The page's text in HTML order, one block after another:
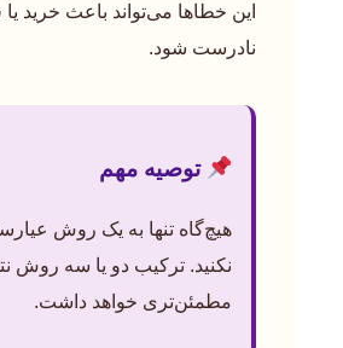
این خطاها می‌تواند باعث خرید
نادرست شود.
توصیه مهم
هیچ‌گاه تنها به یک روش
نکنید. ترکیب دو یا سه روش
مطمئن‌تری خواهد داشت.